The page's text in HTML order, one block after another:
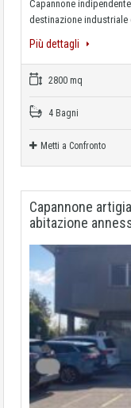
Capannone
destinazione industriale
Più dettagli
2800 mq
4 Bagni
Metti a Confronto
Capannone
abitazione